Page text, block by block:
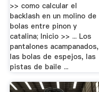
>> como calcular el
backlash en un molino de
bolas entre pinon y
catalina; Inicio >> ... Los
pantalones acampanados,
las bolas de espejos, las
pistas de baile ...